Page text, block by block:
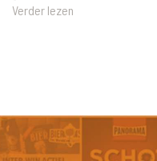
Verder lezen